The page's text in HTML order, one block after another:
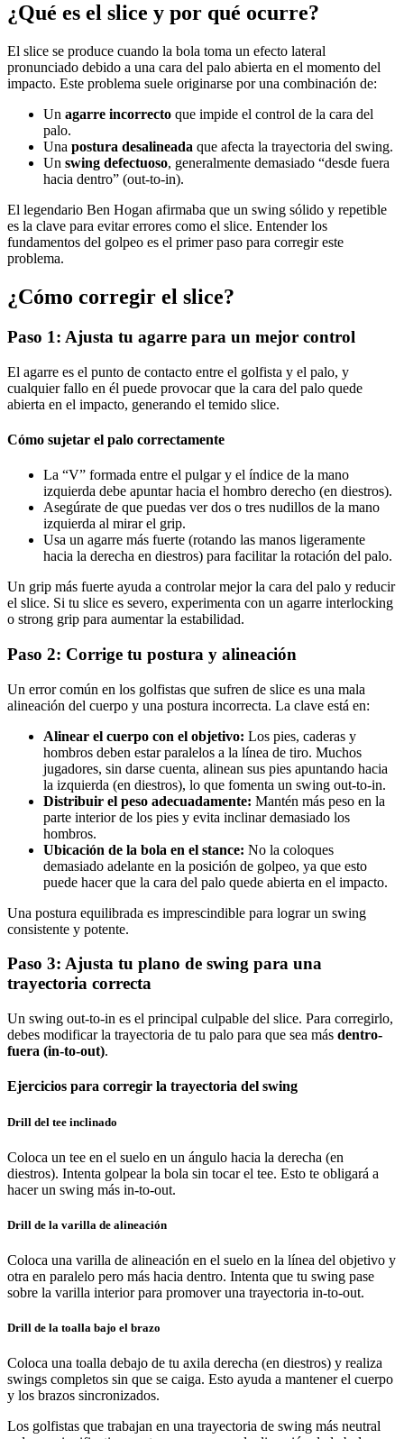
¿Qué es el slice y por qué ocurre?
El slice se produce cuando la bola toma un efecto lateral
pronunciado debido a una cara del palo abierta en el momento del
impacto. Este problema suele originarse por una combinación de:
Un agarre incorrecto que impide el control de la cara del
palo.
Una postura desalineada que afecta la trayectoria del swing.
Un swing defectuoso, generalmente demasiado “desde fuera
hacia dentro” (out-to-in).
El legendario Ben Hogan afirmaba que un swing sólido y repetible
es la clave para evitar errores como el slice. Entender los
fundamentos del golpeo es el primer paso para corregir este
problema.
¿Cómo corregir el slice?
Paso 1: Ajusta tu agarre para un mejor control
El agarre es el punto de contacto entre el golfista y el palo, y
cualquier fallo en él puede provocar que la cara del palo quede
abierta en el impacto, generando el temido slice.
Cómo sujetar el palo correctamente
La “V” formada entre el pulgar y el índice de la mano
izquierda debe apuntar hacia el hombro derecho (en diestros).
Asegúrate de que puedas ver dos o tres nudillos de la mano
izquierda al mirar el grip.
Usa un agarre más fuerte (rotando las manos ligeramente
hacia la derecha en diestros) para facilitar la rotación del palo.
Un grip más fuerte ayuda a controlar mejor la cara del palo y reducir
el slice. Si tu slice es severo, experimenta con un agarre interlocking
o strong grip para aumentar la estabilidad.
Paso 2: Corrige tu postura y alineación
Un error común en los golfistas que sufren de slice es una mala
alineación del cuerpo y una postura incorrecta. La clave está en:
Alinear el cuerpo con el objetivo: Los pies, caderas y
hombros deben estar paralelos a la línea de tiro. Muchos
jugadores, sin darse cuenta, alinean sus pies apuntando hacia
la izquierda (en diestros), lo que fomenta un swing out-to-in.
Distribuir el peso adecuadamente: Mantén más peso en la
parte interior de los pies y evita inclinar demasiado los
hombros.
Ubicación de la bola en el stance: No la coloques
demasiado adelante en la posición de golpeo, ya que esto
puede hacer que la cara del palo quede abierta en el impacto.
Una postura equilibrada es imprescindible para lograr un swing
consistente y potente.
Paso 3: Ajusta tu plano de swing para una
trayectoria correcta
Un swing out-to-in es el principal culpable del slice. Para corregirlo,
debes modificar la trayectoria de tu palo para que sea más dentro-
fuera (in-to-out).
Ejercicios para corregir la trayectoria del swing
Drill del tee inclinado
Coloca un tee en el suelo en un ángulo hacia la derecha (en
diestros). Intenta golpear la bola sin tocar el tee. Esto te obligará a
hacer un swing más in-to-out.
Drill de la varilla de alineación
Coloca una varilla de alineación en el suelo en la línea del objetivo y
otra en paralelo pero más hacia dentro. Intenta que tu swing pase
sobre la varilla interior para promover una trayectoria in-to-out.
Drill de la toalla bajo el brazo
Coloca una toalla debajo de tu axila derecha (en diestros) y realiza
swings completos sin que se caiga. Esto ayuda a mantener el cuerpo
y los brazos sincronizados.
Los golfistas que trabajan en una trayectoria de swing más neutral